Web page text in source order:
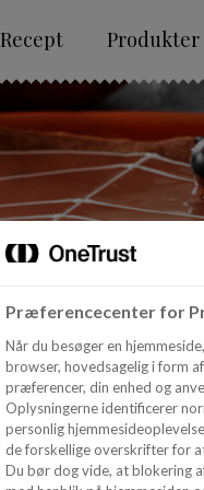
Recept Produkter
Præferencecenter for
Når du besøger en
browser, hovedsagelig i form
præferencer, din enhed og
Oplysningerne identificerer
personlig
de forskellige overskrifter for
Du bør dog vide, at blokering